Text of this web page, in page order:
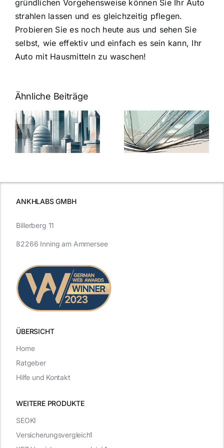
gründlichen Vorgehensweise können Sie Ihr Auto
strahlen lassen und es gleichzeitig pflegen.
Probieren Sie es noch heute aus und sehen Sie
selbst, wie effektiv und einfach es sein kann, Ihr
Auto mit Hausmitteln zu waschen!
Ähnliche Beiträge
5 Gründe,
warum
Nanoversiegelung
auf Glas
7
Expertentipps
für maximale
ANKHLABS GMBH
ÜBERSICHT
WEITERE PRODUKTE
Billerberg 11
82266 Inning am Ammersee
SEOKI
Versicherungsvergleich1
Home
Ratgeber
Hilfe und Kontakt